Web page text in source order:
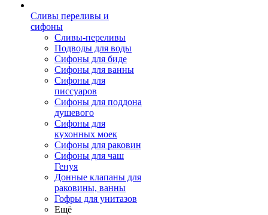
Сливы переливы и
сифоны
Сливы-переливы
Подводы для воды
Сифоны для биде
Сифоны для ванны
Сифоны для
писсуаров
Сифоны для поддона
душевого
Сифоны для
кухонных моек
Сифоны для раковин
Сифоны для чаш
Генуя
Донные клапаны для
раковины, ванны
Гофры для унитазов
Ещё